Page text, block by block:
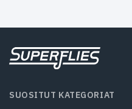
SUOSITUT KATEGORIAT